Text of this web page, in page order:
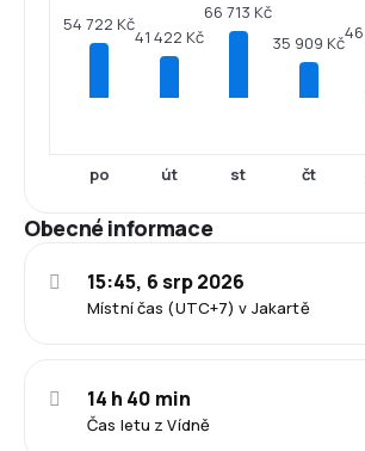
54 722 Kč
po
41 422 Kč
út
66 713 Kč
st
35 909 Kč
čt
Obecné informace
Místní čas (UTC+7) v Jakartě
15:45, 6 srp 2026
Čas letu z Vídně
14 h 40 min